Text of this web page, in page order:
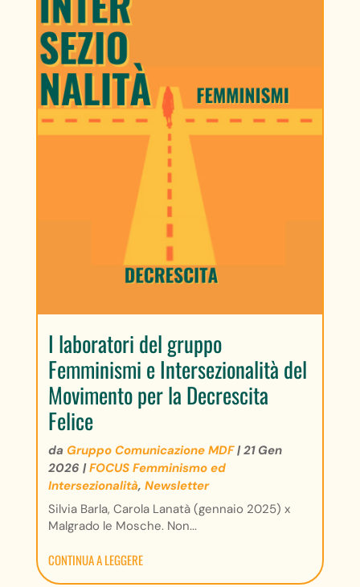
I laboratori del gruppo
Femminismi e Intersezionalità del
Movimento per la Decrescita
Felice
da Gruppo Comunicazione MDF|21 Gen
2026 |FOCUS Femminismo ed
Intersezionalità, Newsletter
Silvia Barla, Carola Lanatà (gennaio 2025) x
Malgrado le Mosche. Non...
CONTINUA A LEGGERE